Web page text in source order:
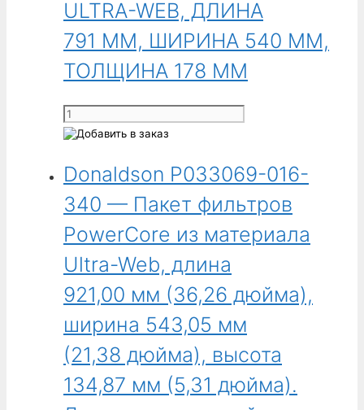
-
Пакет
фильтров
PowerCore
из
огнеупорного
материала
Ultra-
Web,
длина
921,00 мм
ширина
543,05 мм
(21,38 дюйма),
высота
134,87 мм
(5,31 дюйма).
Для
улавливателей
V Series.
ULTRA-WEB, ДЛИНА
791 ММ, ШИРИНА 540 ММ,
ТОЛЩИНА 178 ММ
Количество
товара
P033069
-
ПАКЕТ
POWERCORE
VH
ULTRA-
WEB,
ДЛИНА
791 ММ,
ШИРИНА
540 ММ,
ТОЛЩИНА
178 ММ
Donaldson P033069-016-
340 — Пакет фильтров
PowerCore из материала
Ultra-Web, длина
921,00 мм (36,26 дюйма),
ширина 543,05 мм
(21,38 дюйма), высота
134,87 мм (5,31 дюйма).